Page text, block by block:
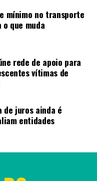
mínimo no transporte
que muda
rede de apoio para
vítimas de
de juros ainda é
entidades